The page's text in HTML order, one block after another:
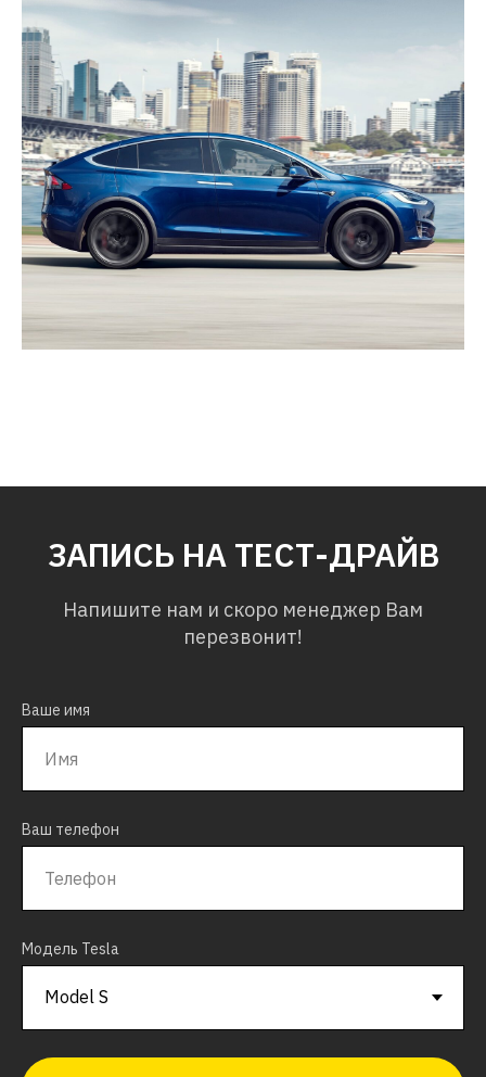
ЗАПИСЬ НА ТЕСТ-ДРАЙВ
Напишите нам и скоро менеджер Вам
перезвонит!
Ваше имя
Ваш телефон
Модель Tesla